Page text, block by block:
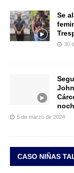
Se
30
5 de marzo de 2024
CASO NIÑAS